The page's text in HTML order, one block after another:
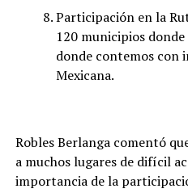
Participación en la
120 municipios
donde contemos con
Mexicana.
Robles Berlanga comentó
a muchos lugares de difícil
importancia de la